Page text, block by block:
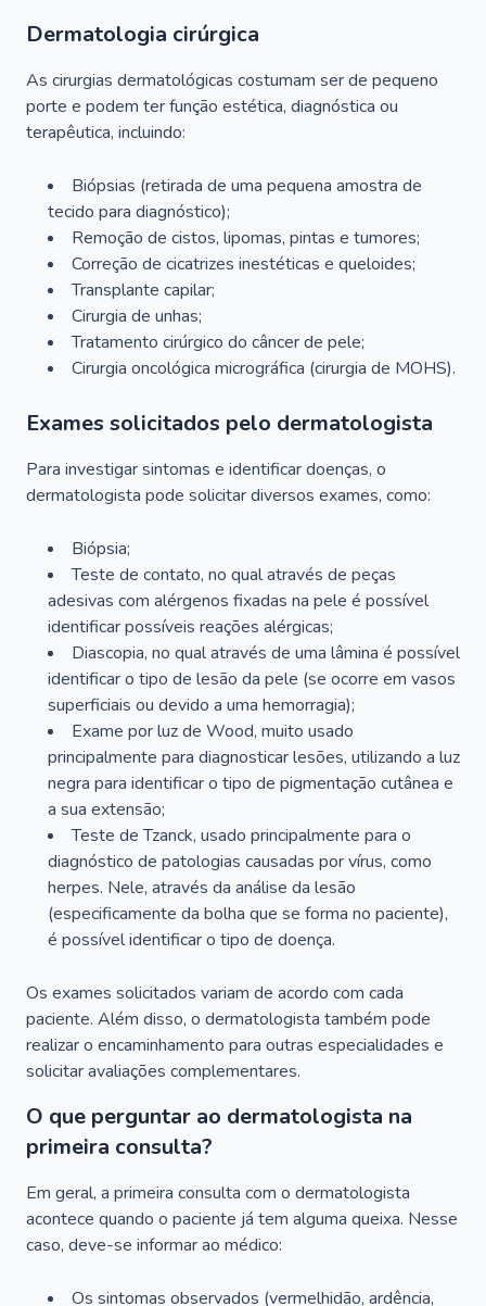
Dermatologia cirúrgica
As cirurgias dermatológicas costumam ser de pequeno
porte e podem ter função estética, diagnóstica ou
terapêutica, incluindo:
Biópsias (retirada de uma pequena amostra de
tecido para diagnóstico);
Remoção de cistos, lipomas, pintas e tumores;
Correção de cicatrizes inestéticas e queloides;
Transplante capilar;
Cirurgia de unhas;
Tratamento cirúrgico do câncer de pele;
Cirurgia oncológica micrográfica (cirurgia de MOHS).
Exames solicitados pelo dermatologista
Para investigar sintomas e identificar doenças, o
dermatologista pode solicitar diversos exames, como:
Biópsia;
Teste de contato, no qual através de peças
adesivas com alérgenos fixadas na pele é possível
identificar possíveis reações alérgicas;
Diascopia, no qual através de uma lâmina é possível
identificar o tipo de lesão da pele (se ocorre em vasos
superficiais ou devido a uma hemorragia);
Exame por luz de Wood, muito usado
principalmente para diagnosticar lesões, utilizando a luz
negra para identificar o tipo de pigmentação cutânea e
a sua extensão;
Teste de Tzanck, usado principalmente para o
diagnóstico de patologias causadas por vírus, como
herpes. Nele, através da análise da lesão
(especificamente da bolha que se forma no paciente),
é possível identificar o tipo de doença.
Os exames solicitados variam de acordo com cada
paciente. Além disso, o dermatologista também pode
realizar o encaminhamento para outras especialidades e
solicitar avaliações complementares.
O que perguntar ao dermatologista na
primeira consulta?
Em geral, a primeira consulta com o dermatologista
acontece quando o paciente já tem alguma queixa. Nesse
caso, deve-se informar ao médico:
Os sintomas observados (vermelhidão, ardência,